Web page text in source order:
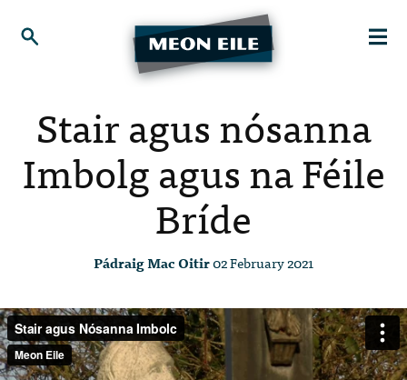
Stair agus nósanna
Imbolg agus na Féile
Bríde
Pádraig Mac Oitir02 February 2021